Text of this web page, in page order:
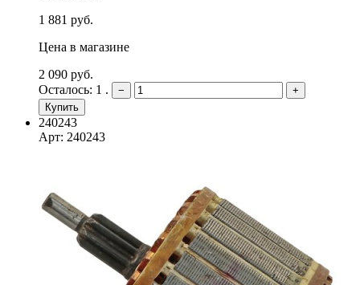
1 881 руб.
Цена в магазине
2 090 руб.
Осталось: 1 .
−
+
Купить
240243
Арт: 240243